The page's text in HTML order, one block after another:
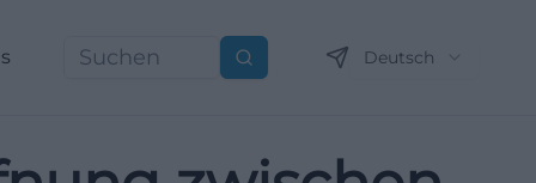
Suchen Deutsch